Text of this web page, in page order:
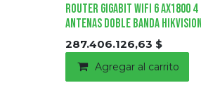
Router Gigabit Wifi 6 AX1800 4
Antenas Doble Banda HIKVISION
287.406.126,63 $
Agregar al carrito